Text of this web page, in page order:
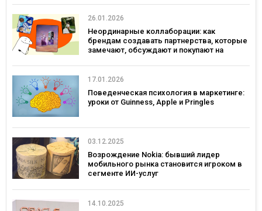
26.01.2026
Неординарные коллаборации: как
брендам создавать партнерства, которые
замечают, обсуждают и покупают на
17.01.2026
Поведенческая психология в маркетинге:
уроки от Guinness, Apple и Pringles
03.12.2025
Возрождение Nokia: бывший лидер
мобильного рынка становится игроком в
сегменте ИИ-услуг
14.10.2025